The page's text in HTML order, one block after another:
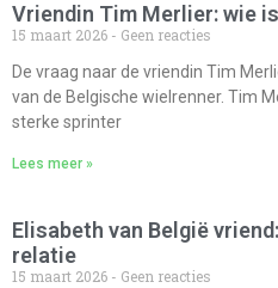
Vriendin Tim Merlier: wie
15 maart 2026
Geen reacties
De vraag naar de vriendin Tim
van de Belgische wielrenner. Tim
sterke sprinter
Lees meer »
Elisabeth van België
relatie
15 maart 2026
Geen reacties